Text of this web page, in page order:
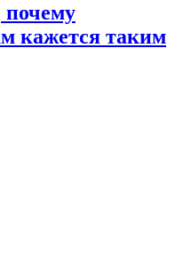
кажется таким